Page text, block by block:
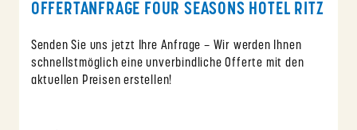
OFFERTANFRAGE FOUR SEASONS HOTEL RITZ
Senden Sie uns jetzt Ihre Anfrage – Wir werden Ihnen
schnellstmöglich eine unverbindliche Offerte mit den
aktuellen Preisen erstellen!